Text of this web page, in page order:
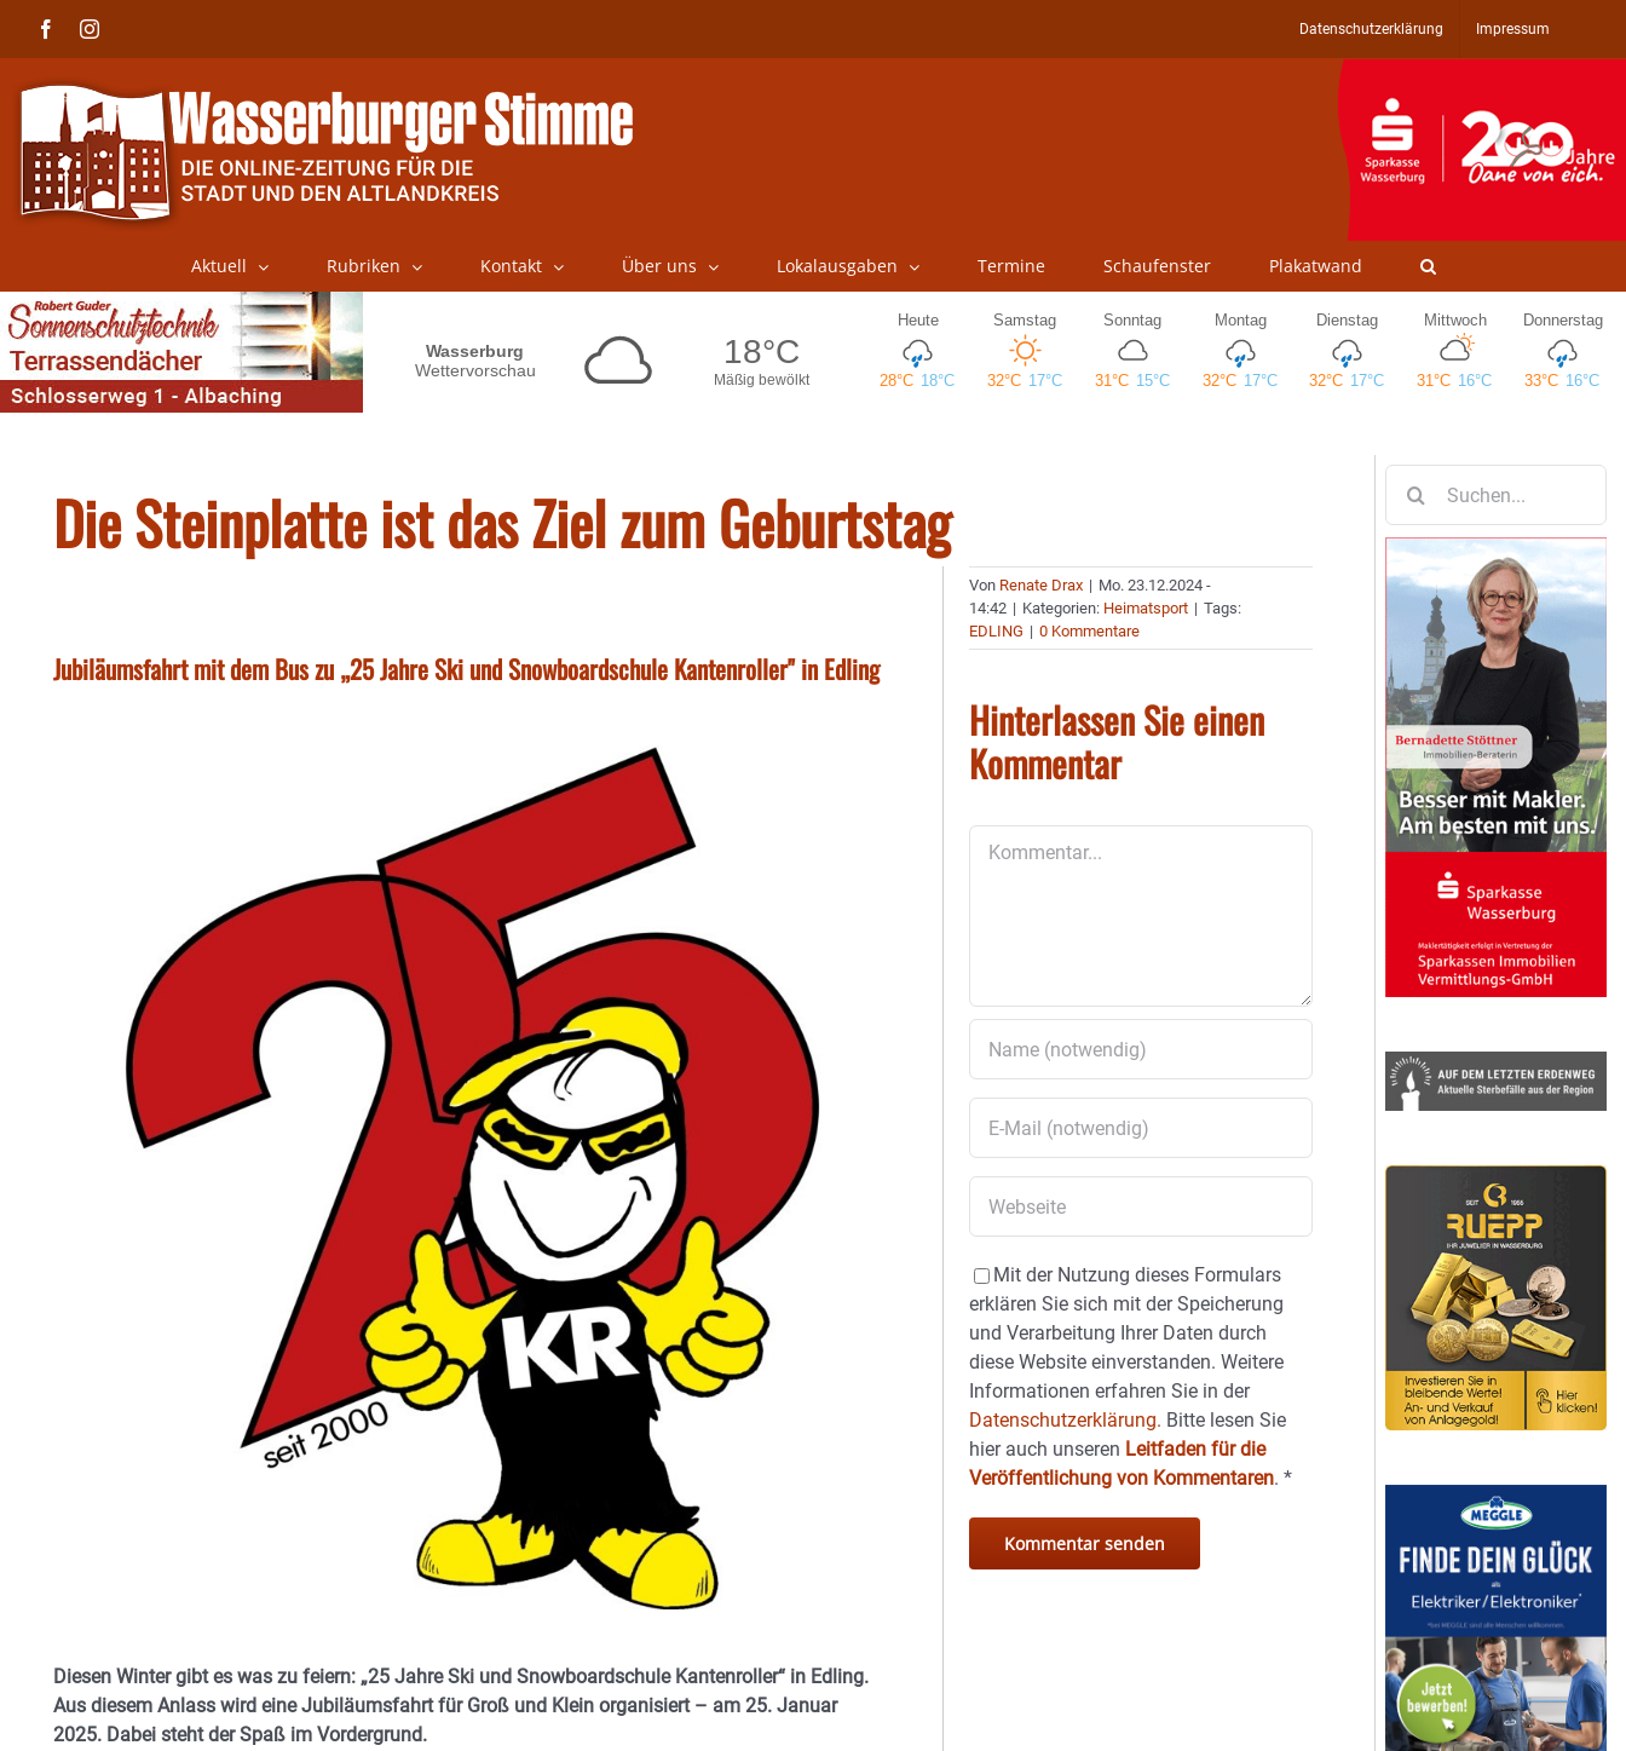
FacebookInstagram Datenschutzerklärung Impressum
Aktuell Rubriken Kontakt Über uns Lokalausgaben Termine Schaufenster Plakatwand
Die Steinplatte ist das Ziel zum Geburtstag
Jubiläumsfahrt mit dem Bus zu „25 Jahre Ski und Snowboardschule Kantenroller" in Edling
Diesen Winter gibt es was zu feiern: „25 Jahre Ski und Snowboardschule Kantenroller“ in Edling.
Aus diesem Anlass wird eine Jubiläumsfahrt für Groß und Klein organisiert – am 25. Januar
2025. Dabei steht der Spaß im Vordergrund.
Von Renate Drax | Mo. 23.12.2024 -
14:42 | Kategorien: Heimatsport | Tags:
EDLING | 0 Kommentare
Hinterlassen Sie einen
Kommentar
Mit der Nutzung dieses Formulars
erklären Sie sich mit der Speicherung
und Verarbeitung Ihrer Daten durch
diese Website einverstanden. Weitere
Informationen erfahren Sie in der
Datenschutzerklärung. Bitte lesen Sie
hier auch unseren Leitfaden für die
Veröffentlichung von Kommentaren.*
nach: